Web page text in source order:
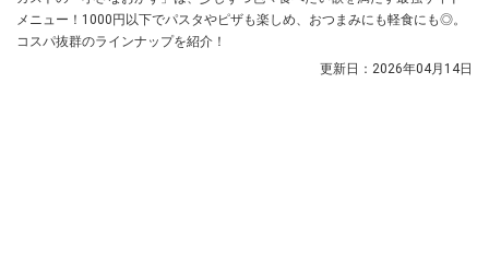
メニュー！1000円以下でパスタやピザも楽しめ、おつまみにも軽食にも◎。
コスパ抜群のラインナップを紹介！
更新日： 2026年04月14日